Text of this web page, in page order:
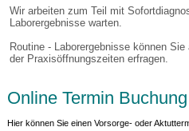
Wir arbeiten zum Teil mit
Laborergebnisse warten.
Routine - Laborergebnisse können
der Praxisöffnungszeiten erfragen.
Online Termin Buchung
Hier können Sie einen Vorsorge- oder